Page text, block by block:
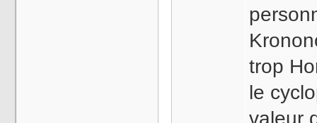
trop
le
valeur